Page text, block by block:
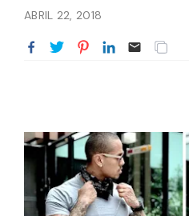
ABRIL 22, 2018